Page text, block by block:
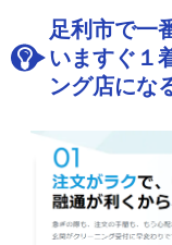
足利市で一
いますぐ１
ング店にな